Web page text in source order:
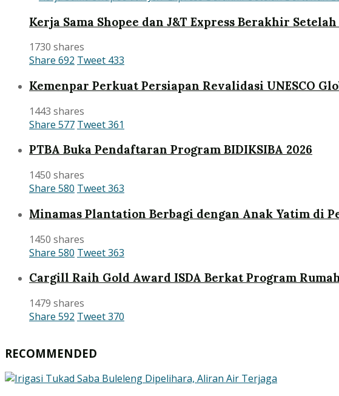
Kerja Sama Shopee dan J&T Express Berakhir
1730 shares
Share 692 Tweet 433
Kemenpar Perkuat Persiapan Revalidasi UNESCO
1443 shares
Share 577 Tweet361
PTBA Buka Pendaftaran Program BIDIKSIBA 2026
1450 shares
Share 580 Tweet363
Minamas Plantation Berbagi dengan Anak Yatim di
1450 shares
Share 580 Tweet363
Cargill Raih Gold Award ISDA Berkat Program
1479 shares
Share 592 Tweet370
RECOMMENDED